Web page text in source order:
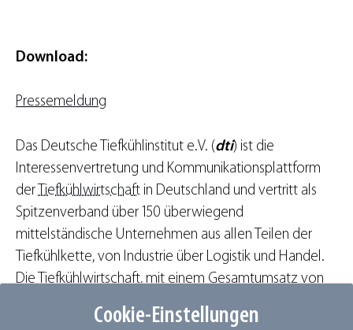
Cookie-Einstellungen
Download:
Pressemeldung
Das Deutsche Tiefkühlinstitut e.V. (dti) ist die
Interessenvertretung und Kommunikationsplattform
derTiefkühlwirtschaft in Deutschland und vertritt als
Spitzenverband über 150 überwiegend
mittelständische Unternehmen aus allen Teilen der
Tiefkühlkette, von Industrie über Logistik und Handel.
Die Tiefkühlwirtschaft, mit einem Gesamtumsatz von
der Lebensmittelindustrie, versorgt täglich rund 83